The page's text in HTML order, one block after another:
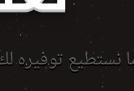
نستطيع توفيره